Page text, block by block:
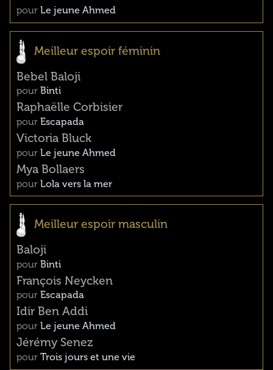
pour Le jeune Ahmed
Meilleur espoir féminin
Bebel Baloji
pour Binti
Raphaëlle Corbisier
pour Escapada
Victoria Bluck
pour Le jeune Ahmed
Mya Bollaers
pour Lola vers la mer
Meilleur espoir masculin
Baloji
pour Binti
François Neycken
pour Escapada
Idir Ben Addi
pour Le jeune Ahmed
Jérémy Senez
pour Trois jours et une vie